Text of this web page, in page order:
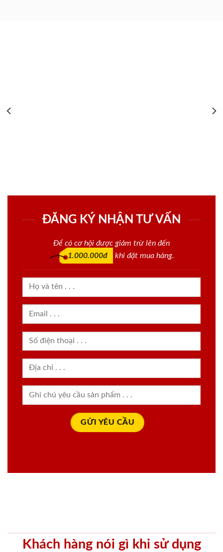
ĐĂNG KÝ NHẬN TƯ VẤN
Để có cơ hội được giảm trừ lên đến
1.000.000đ
khi đặt mua hàng.
Khách hàng nói gì khi sử dụng